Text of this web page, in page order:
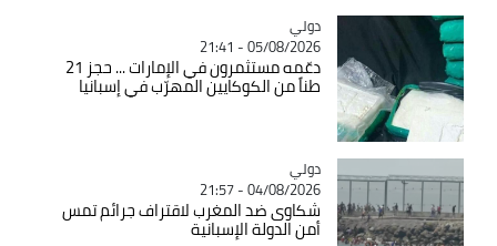
Catégorie
دولي
05/08/2026 - 21:41
دعّمه مستثمرون في الإمارات ... حجز 21
طناً من الكوكايين المهرّب في إسبانيا
Catégorie
دولي
04/08/2026 - 21:57
شكاوى ضد المغرب لاقتراف جرائم تمس
أمن الدولة الإسبانية